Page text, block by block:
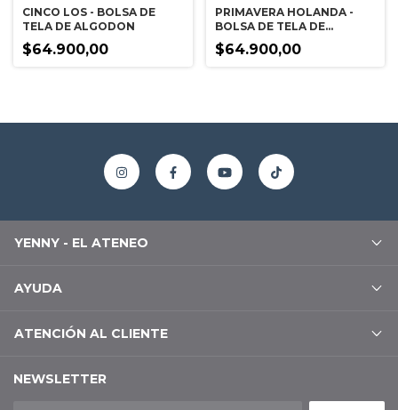
CINCO LOS - BOLSA DE
TELA DE ALGODON
$64.900,00
PRIMAVERA HOLANDA -
BOLSA DE TELA DE
ALGODON
$64.900,00
YENNY - EL ATENEO
AYUDA
ATENCIÓN AL CLIENTE
NEWSLETTER